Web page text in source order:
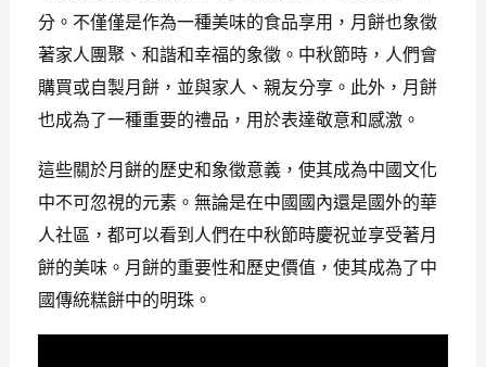
分。不僅僅是作為一種美味的食品享用，月餅也象徵
著家人團聚、和諧和幸福的象徵。中秋節時，人們會
購買或自製月餅，並與家人、親友分享。此外，月餅
也成為了一種重要的禮品，用於表達敬意和感激。
這些關於月餅的歷史和象徵意義，使其成為中國文化
中不可忽視的元素。無論是在中國國內還是國外的華
人社區，都可以看到人們在中秋節時慶祝並享受著月
餅的美味。月餅的重要性和歷史價值，使其成為了中
國傳統糕餅中的明珠。